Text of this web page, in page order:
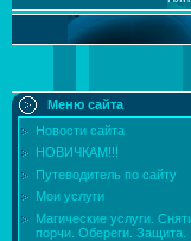
Меню сайта
Новости сайта
НОВИЧКАМ!!!
Путеводитель по сайту
Мои услуги
Магические услуги.
порчи. Обереги. Защита.